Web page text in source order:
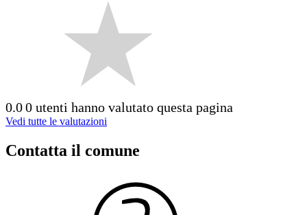
0.00 utenti hanno valutato questa pagina
Vedi tutte le valutazioni
Contatta il comune